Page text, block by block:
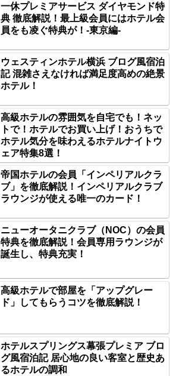
一休プレミアサービス ダイヤモンド特
典 徹底解説！最上級会員にはホテル会
員をも凌ぐ特典が！-東京編-
ウェスティンホテル横浜 ブログ風宿泊
記 混雑さえなければ満足度高めの絶景
ホテル！
高級ホテルの雰囲気を自宅でも！ネッ
トで！ホテルでお買い上げ！おうちで
ホテル気分を味わえるホテルナイトウ
ェア特集8選！
帝国ホテルの会員「インペリアルクラ
ブ」を徹底解説！インペリアルクラブ
ラウンジが使える唯一のカード！
ニューオータニクラブ（NOC）の会員
特典を徹底解説！会員専用ラウンジが
誕生し、特典充実！
高級ホテルで部屋を「アップグレー
ド」してもらうコツを徹底解説！
ホテルスプリングス幕張プレミア ブロ
グ風宿泊記 居心地の良い客室と歴史あ
るホテルの調和